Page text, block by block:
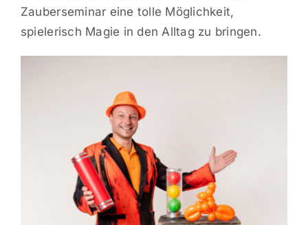
Zauberseminar eine tolle Möglichkeit,
spielerisch Magie in den Alltag zu bringen.